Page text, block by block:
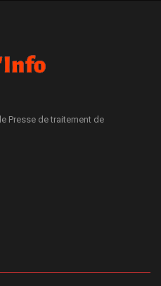
Presse de traitement de